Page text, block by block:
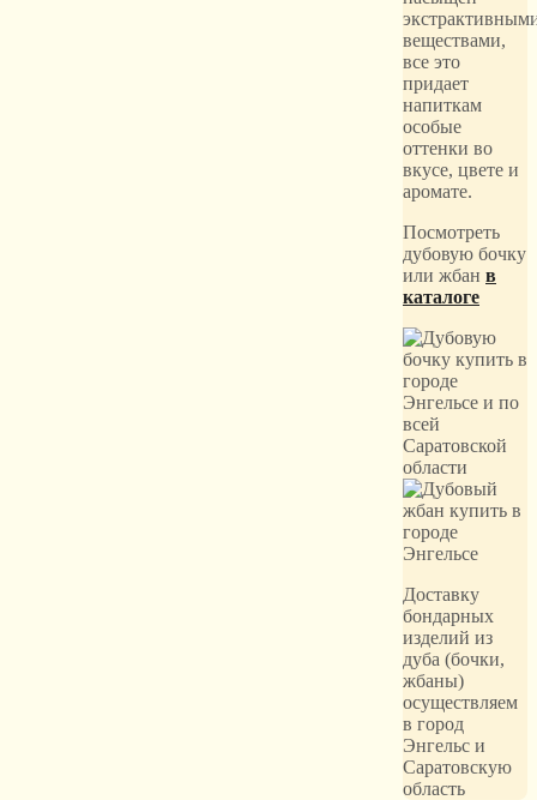
веществами,
все это
придает
напиткам
особые
оттенки во
вкусе, цвете и
аромате.
Посмотреть
дубовую бочку
или жбан в
каталоге
Доставку
бондарных
изделий из
дуба (бочки,
жбаны)
осуществляем
в город
Энгельс и
Саратовскую
область